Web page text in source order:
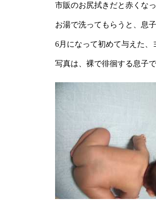
市販のお尻拭きだと赤くな
お湯で洗ってもらうと、息
6月になって初めて与えた、
写真は、裸で徘徊する息子で